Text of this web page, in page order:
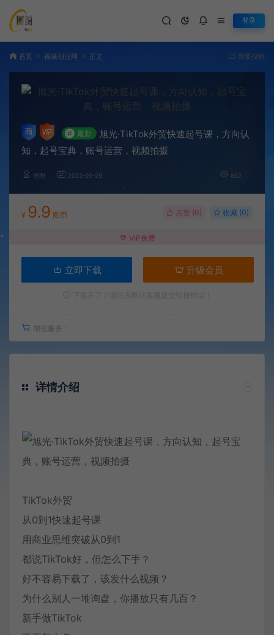
登录
首页 福缘创业网 正文 我要投稿
# 最新
旭光·TikTok外贸快速起号课，​方向认
知，起号宝典，账号运营，视频拍摄
图图 2023-05-29 862
¥ 9.9 图币 点赞 (0) 收藏 (0)
VIP免费
立即下载 升级会员
增值服务：
详情介绍
TikTok外贸
从0到1快速起号课
用商业思维突破从0到1
都说TikTok好，但怎么下手？
好不容易下载了，该发什么视频？
为什么别人一堆询盘，你播放只有几百？
新手做TikTok